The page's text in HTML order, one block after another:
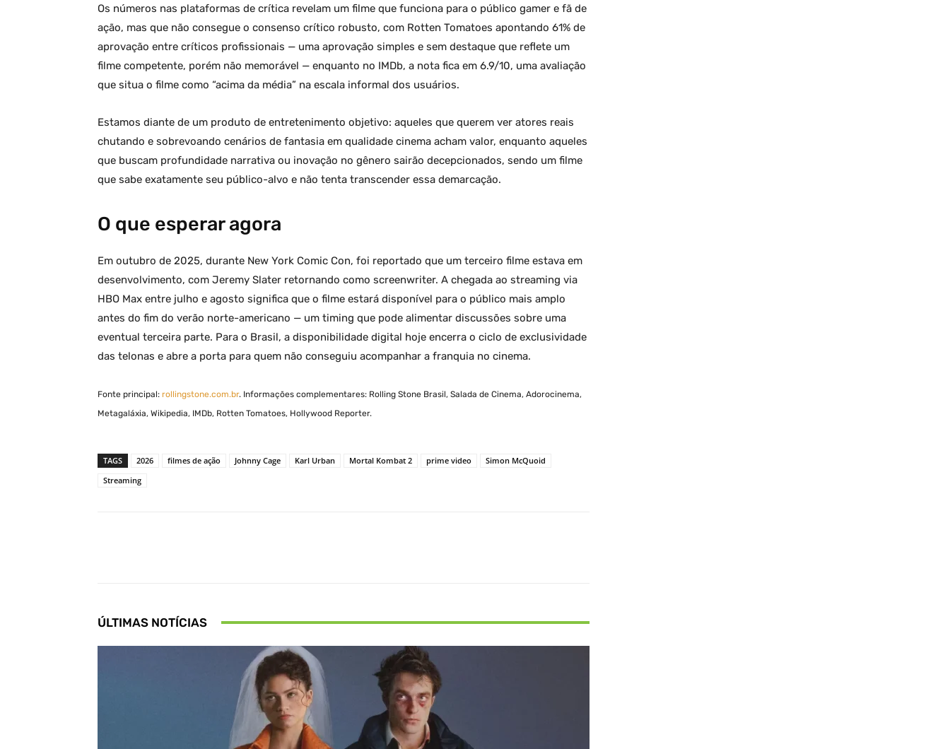
Os números nas plataformas de crítica revelam um filme que funciona para o público gamer e fã de
ação, mas que não consegue o consenso crítico robusto, com Rotten Tomatoes apontando 61% de
aprovação entre críticos profissionais — uma aprovação simples e sem destaque que reflete um
filme competente, porém não memorável — enquanto no IMDb, a nota fica em 6.9/10, uma avaliação
que situa o filme como “acima da média” na escala informal dos usuários.
Estamos diante de um produto de entretenimento objetivo: aqueles que querem ver atores reais
chutando e sobrevoando cenários de fantasia em qualidade cinema acham valor, enquanto aqueles
que buscam profundidade narrativa ou inovação no gênero sairão decepcionados, sendo um filme
que sabe exatamente seu público-alvo e não tenta transcender essa demarcação.
O que esperar agora
Em outubro de 2025, durante New York Comic Con, foi reportado que um terceiro filme estava em
desenvolvimento, com Jeremy Slater retornando como screenwriter. A chegada ao streaming via
HBO Max entre julho e agosto significa que o filme estará disponível para o público mais amplo
antes do fim do verão norte-americano — um timing que pode alimentar discussões sobre uma
eventual terceira parte. Para o Brasil, a disponibilidade digital hoje encerra o ciclo de exclusividade
das telonas e abre a porta para quem não conseguiu acompanhar a franquia no cinema.
Fonte principal: rollingstone.com.br. Informações complementares: Rolling Stone Brasil, Salada de Cinema, Adorocinema,
Metagaláxia, Wikipedia, IMDb, Rotten Tomatoes, Hollywood Reporter.
TAGS 2026 filmes de ação Johnny Cage Karl Urban Mortal Kombat 2 prime video
Simon McQuoid
Streaming
ÚLTIMAS NOTÍCIAS